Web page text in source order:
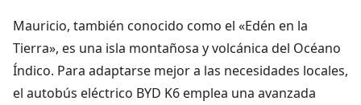
Mauricio, también conocido como el «Edén en la
Tierra», es una isla montañosa y volcánica del Océano
Índico. Para adaptarse mejor a las necesidades locales,
el autobús eléctrico BYD K6 emplea una avanzada